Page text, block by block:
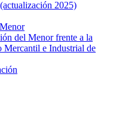
2025)
del Menor frente a la
e Industrial de